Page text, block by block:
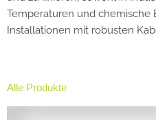
Temperaturen und chemische
Installationen mit robusten
Alle Produkte